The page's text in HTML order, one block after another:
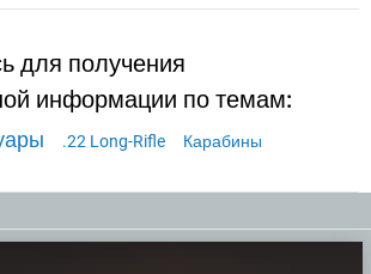
для получения
информации по темам:
.22 Long-Rifle Карабины